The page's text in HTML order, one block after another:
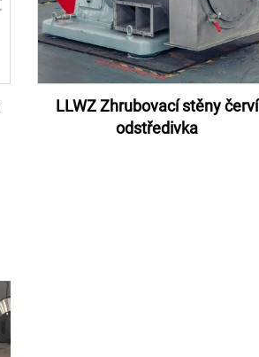
LLWZ Zhrubovací stěny červí
odstředivka